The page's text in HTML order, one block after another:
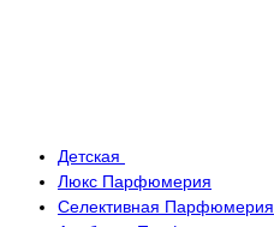
Детская
Люкс Парфюмерия
Селективная Парфюмерия